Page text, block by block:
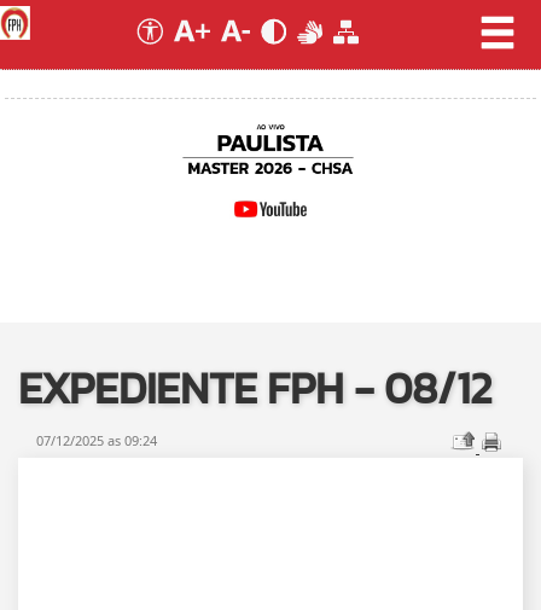
EXPEDIENTE FPH - 08/12
07/12/2025 as 09:24